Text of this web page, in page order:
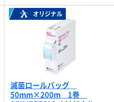
オリジナル
滅菌ロールバッグ
50mm×200m 1巻